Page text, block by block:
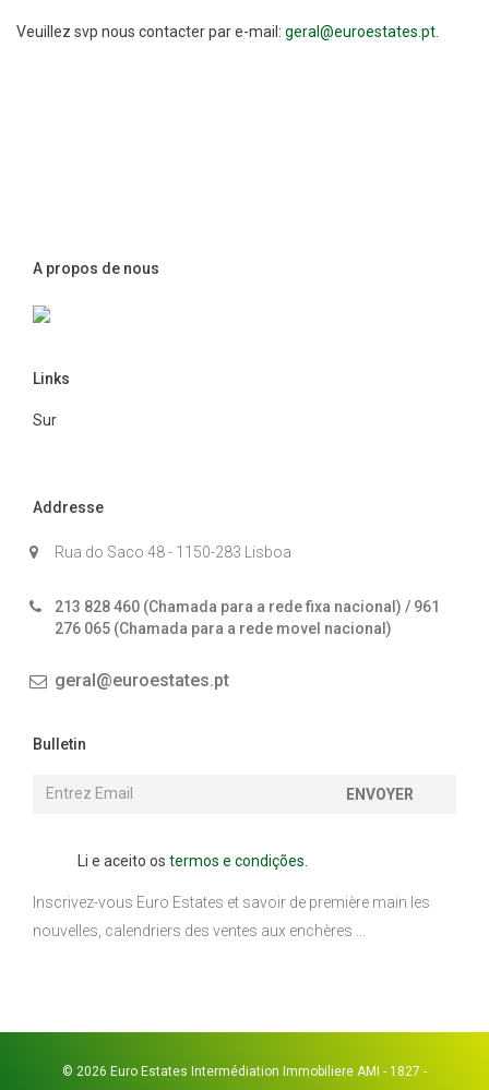
Veuillez svp nous contacter par e-mail: geral@euroestates.pt
A propos de nous
Links
Sur
Addresse
Rua do Saco 48 - 1150-283 Lisboa
213 828 460 (Chamada para a rede fixa nacional) / 961
276 065 (Chamada para a rede movel nacional)
geral@euroestates.pt
Bulletin
ENVOYER
Li e aceito os termos e condições.
Inscrivez-vous Euro Estates et savoir de première main les
nouvelles, calendriers des ventes aux enchères ...
© 2026 Euro Estates Intermédiation Immobiliere AMI - 1827 -